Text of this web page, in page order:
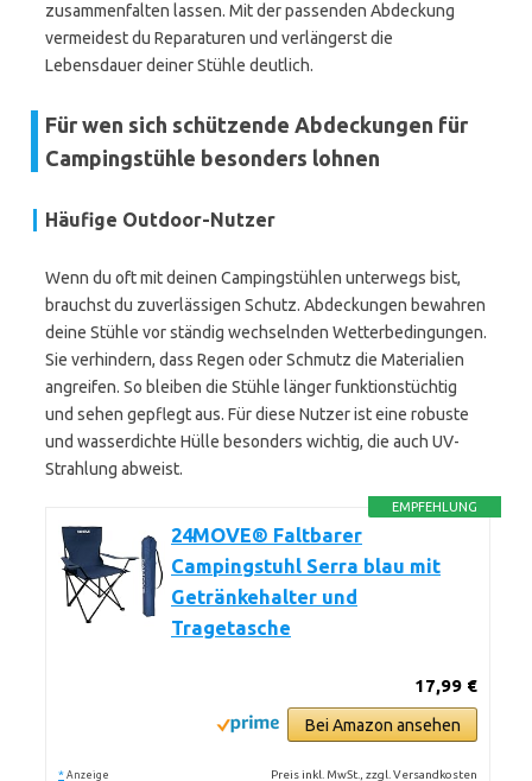
zusammenfalten lassen. Mit der passenden Abdeckung
vermeidest du Reparaturen und verlängerst die
Lebensdauer deiner Stühle deutlich.
Für wen sich schützende Abdeckungen für
Campingstühle besonders lohnen
Häufige Outdoor-Nutzer
Wenn du oft mit deinen Campingstühlen unterwegs bist,
brauchst du zuverlässigen Schutz. Abdeckungen bewahren
deine Stühle vor ständig wechselnden Wetterbedingungen.
Sie verhindern, dass Regen oder Schmutz die Materialien
angreifen. So bleiben die Stühle länger funktionstüchtig
und sehen gepflegt aus. Für diese Nutzer ist eine robuste
und wasserdichte Hülle besonders wichtig, die auch UV-
Strahlung abweist.
EMPFEHLUNG
24MOVE® Faltbarer
Campingstuhl Serra blau mit
Getränkehalter und
Tragetasche
17,99 €
Bei Amazon ansehen
* Anzeige Preis inkl. MwSt., zzgl. Versandkosten